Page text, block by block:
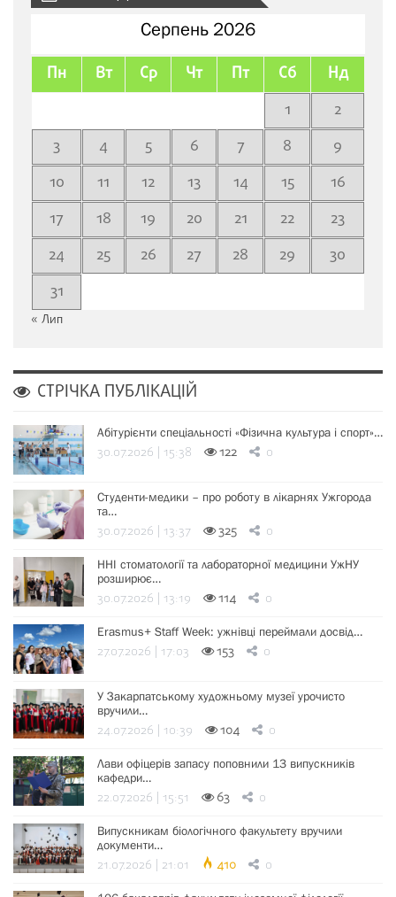
Серпень 2026
Пн Вт Ср Чт Пт Сб Нд
1
2
3
4 5 6 7 8
9
10
11 12 13 14 15
16
17
18 19 20 21 22
23
24
25 26 27 28 29
30
31
« Лип
СТРІЧКА ПУБЛІКАЦІЙ
Абітурієнти спеціальності «Фізична культура і спорт»…
30.07.2026 | 15:38 122 0
Студенти-медики – про роботу в лікарнях Ужгорода
та…
30.07.2026 | 13:37 325 0
ННІ стоматології та лабораторної медицини УжНУ
розширює…
30.07.2026 | 13:19 114 0
Erasmus+ Staff Week: ужнівці переймали досвід…
27.07.2026 | 17:03 153 0
У Закарпатському художньому музеї урочисто
вручили…
24.07.2026 | 10:39 104 0
Лави офіцерів запасу поповнили 13 випускників
кафедри…
22.07.2026 | 15:51 63 0
Випускникам біологічного факультету вручили
документи…
21.07.2026 | 21:01 410 0